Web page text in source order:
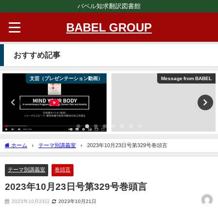
バベル知求翻訳図書館
BABEL GROUP
おすすめ記事
文芸（プレゼンテーション動画） Message from BABEL
ホーム テーマ別講義室 2023年10月23日号第329号巻頭言
テーマ別講義室 巻頭言
2023年10月23日号第329号巻頭言
2023年10月23日 2023年10月21日